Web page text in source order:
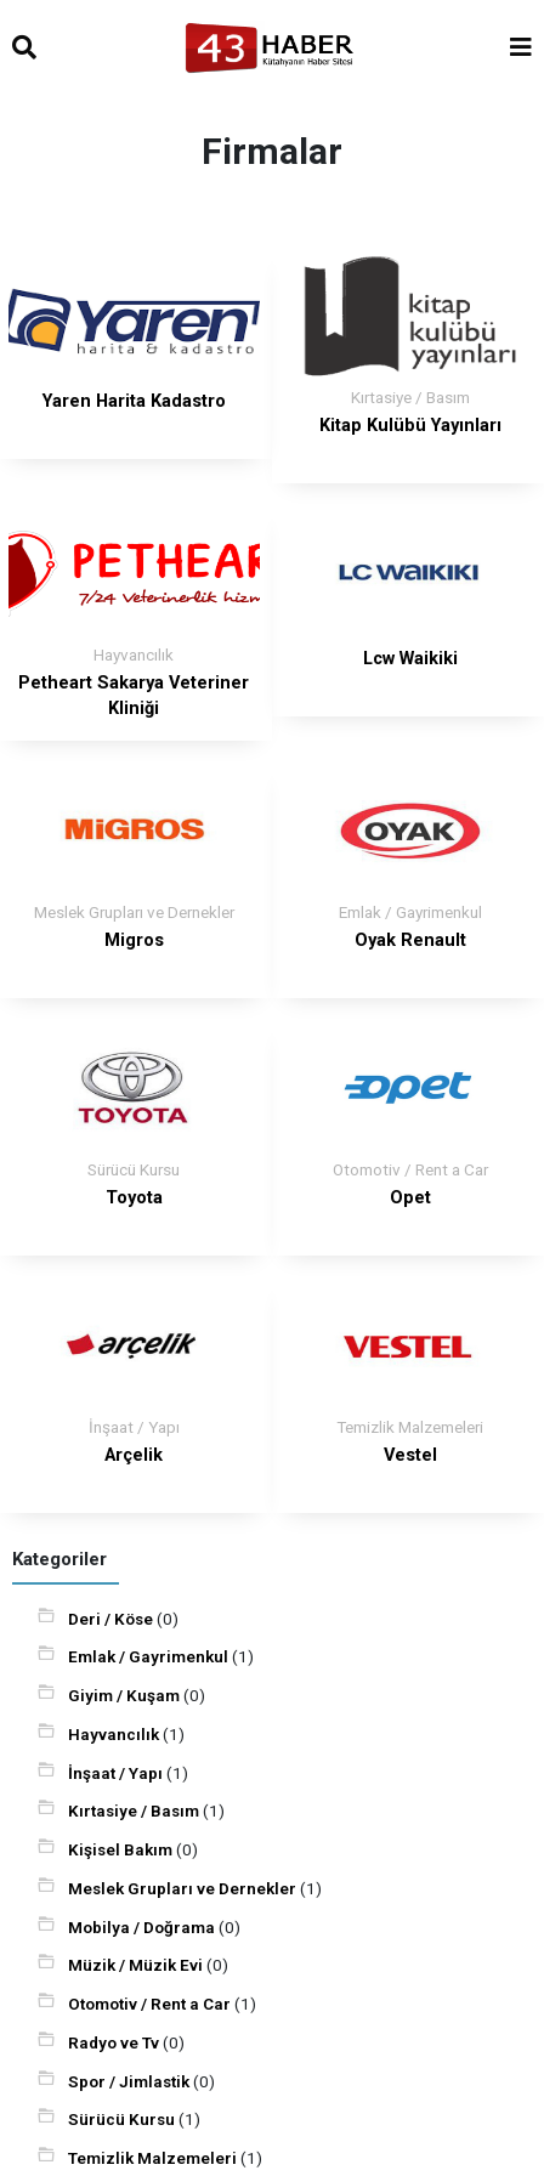
Firmalar
Yaren Harita Kadastro Kırtasiye / Basım
Kitap Kulübü Yayınları
Hayvancılık
Petheart Sakarya Veteriner
Kliniği
Lcw Waikiki
Meslek Grupları ve Dernekler
Migros
Emlak / Gayrimenkul
Oyak Renault
Sürücü Kursu
Toyota
Otomotiv / Rent a Car
Opet
İnşaat / Yapı
Arçelik
Temizlik Malzemeleri
Vestel
Kategoriler
Deri / Köse(0)
Emlak / Gayrimenkul(1)
Giyim / Kuşam(0)
Hayvancılık(1)
İnşaat / Yapı(1)
Kırtasiye / Basım(1)
Kişisel Bakım(0)
Meslek Grupları ve Dernekler(1)
Mobilya / Doğrama(0)
Müzik / Müzik Evi(0)
Otomotiv / Rent a Car(1)
Radyo ve Tv(0)
Spor / Jimlastik(0)
Sürücü Kursu(1)
Temizlik Malzemeleri(1)